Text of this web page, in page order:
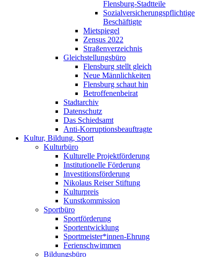
Flensburg-Stadtteile
Sozialversicherungspflichtige
Beschäftigte
Mietspiegel
Zensus 2022
Straßenverzeichnis
Gleichstellungsbüro
Flensburg stellt gleich
Neue Männlichkeiten
Flensburg schaut hin
Betroffenenbeirat
Stadtarchiv
Datenschutz
Das Schiedsamt
Anti-Korruptionsbeauftragte
Kultur, Bildung, Sport
Kulturbüro
Kulturelle Projektförderung
Institutionelle Förderung
Investitionsförderung
Nikolaus Reiser Stiftung
Kulturpreis
Kunstkommission
Sportbüro
Sportförderung
Sportentwicklung
Sportmeister*innen-Ehrung
Ferienschwimmen
Bildungsbüro